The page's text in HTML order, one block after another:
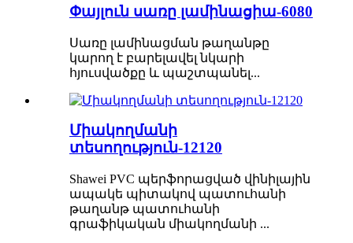
Փայլուն սառը լամինացիա-6080
Սառը լամինացման թաղանթը
կարող է բարելավել նկարի
հյուսվածքը և պաշտպանել...
Միակողմանի
տեսողություն-12120
Shawei PVC պերֆորացված վինիլային
ապակե պիտակով պատուհանի
թաղանթ պատուհանի
գրաֆիկական միակողմանի ...